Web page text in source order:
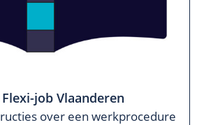
job Vlaanderen
over een werkprocedure